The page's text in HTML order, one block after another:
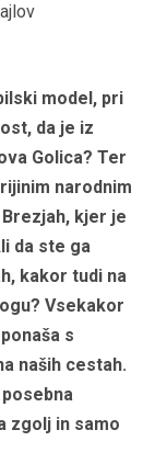
model, pri
da je iz
Golica? Ter
narodnim
kjer je
da ste ga
kakor tudi na
Vsekakor
s
naših cestah.
zgolj in samo